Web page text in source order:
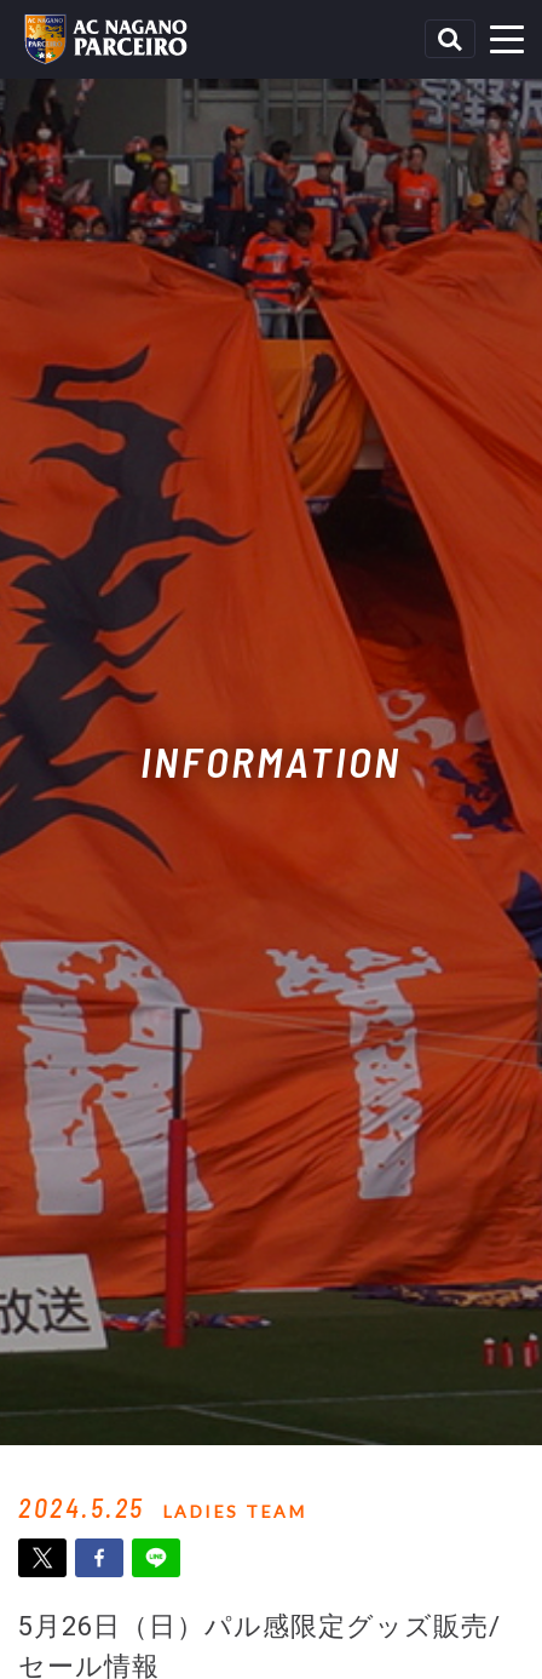
INFORMATION
2024.5.25 LADIES TEAM
5月26日（日）パル感限定グッズ販売/
セール情報